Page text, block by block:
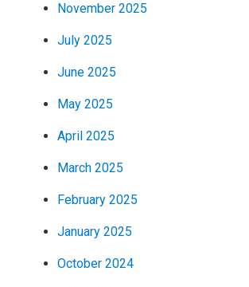
November 2025
July 2025
June 2025
May 2025
April 2025
March 2025
February 2025
January 2025
October 2024